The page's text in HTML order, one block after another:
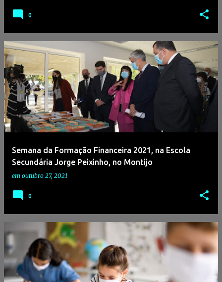
0
Semana da Formação Financeira 2021, na Escola
Secundária Jorge Peixinho, no Montijo
em outubro 27, 2021
0